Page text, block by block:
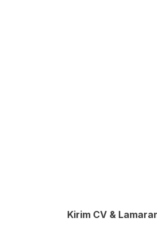
Kirim CV &